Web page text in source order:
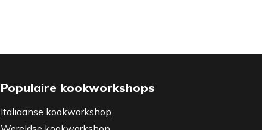
Populaire kookworkshops
Italiaanse kookworkshop